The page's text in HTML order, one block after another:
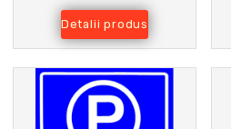
Detalii produs